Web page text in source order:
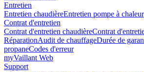
Entretien
Entretien chaudièreEntretien pompe à chaleur
Contrat d'entretien
Contrat d'entretien chaudièreContrat
RéparationAudit de chauffageDurée de
propaneCodes d'erreur
myVaillant Web
Support